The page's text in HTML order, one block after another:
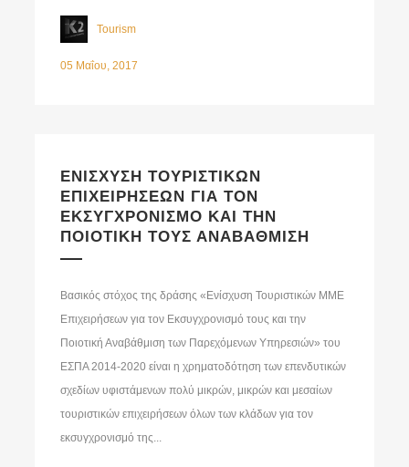
Tourism
05 Μαΐου, 2017
ΕΝΙΣΧΥΣΗ ΤΟΥΡΙΣΤΙΚΩΝ
ΕΠΙΧΕΙΡΗΣΕΩΝ ΓΙΑ ΤΟΝ
ΕΚΣΥΓΧΡΟΝΙΣΜΟ ΚΑΙ ΤΗΝ
ΠΟΙΟΤΙΚΗ ΤΟΥΣ ΑΝΑΒΑΘΜΙΣΗ
Βασικός στόχος της δράσης «Ενίσχυση Τουριστικών MME
Επιχειρήσεων για τον Εκσυγχρονισμό τους και την
Ποιοτική Αναβάθμιση των Παρεχόμενων Υπηρεσιών» του
ΕΣΠΑ 2014-2020 είναι η χρηματοδότηση των επενδυτικών
σχεδίων υφιστάμενων πολύ μικρών, μικρών και μεσαίων
τουριστικών επιχειρήσεων όλων των κλάδων για τον
εκσυγχρονισμό της...